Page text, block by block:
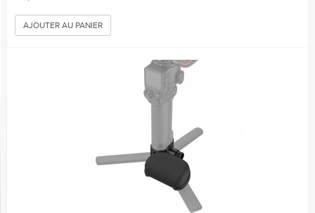
AJOUTER AU PANIER